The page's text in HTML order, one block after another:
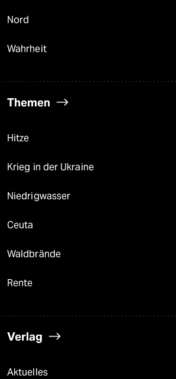
Nord
Wahrheit
Themen
Hitze
Krieg in der Ukraine
Niedrigwasser
Ceuta
Waldbrände
Rente
Verlag
Aktuelles